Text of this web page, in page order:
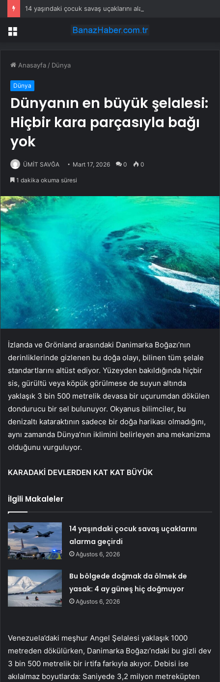
14 yaşındaki çocuk savaş uçaklarını alarma geçirdi
Menü
Anasayfa / Dünya
Dünya
Dünyanın en büyük şelalesi:
Hiçbir kara parçasıyla bağı
yok
ÜMİT SAVĞA Mart 17, 2026 0 0
1 dakika okuma süresi
İzlanda ve Grönland arasındaki Danimarka Boğazı’nın
derinliklerinde gizlenen bu doğa olayı, bilinen tüm şelale
standartlarını altüst ediyor. Yüzeyden bakıldığında hiçbir
sis, gürültü veya köpük görülmese de suyun altında
yaklaşık 3 bin 500 metrelik devasa bir uçurumdan dökülen
dondurucu bir sel bulunuyor. Okyanus bilimciler, bu
denizaltı kataraktının sadece bir doğa harikası olmadığını,
aynı zamanda Dünya’nın iklimini belirleyen ana mekanizma
olduğunu vurguluyor.
KARADAKİ DEVLERDEN KAT KAT BÜYÜK
İlgili Makaleler
14 yaşındaki çocuk savaş uçaklarını
alarma geçirdi
Ağustos 6, 2026
Bu bölgede doğmak da ölmek de
yasak: 4 ay güneş hiç doğmuyor
Ağustos 6, 2026
Venezuela’daki meşhur Angel Şelalesi yaklaşık 1000
metreden dökülürken, Danimarka Boğazı’ndaki bu gizli dev
3 bin 500 metrelik bir irtifa farkıyla akıyor. Debisi ise
akılalmaz boyutlarda: Saniyede 3,2 milyon metreküpten